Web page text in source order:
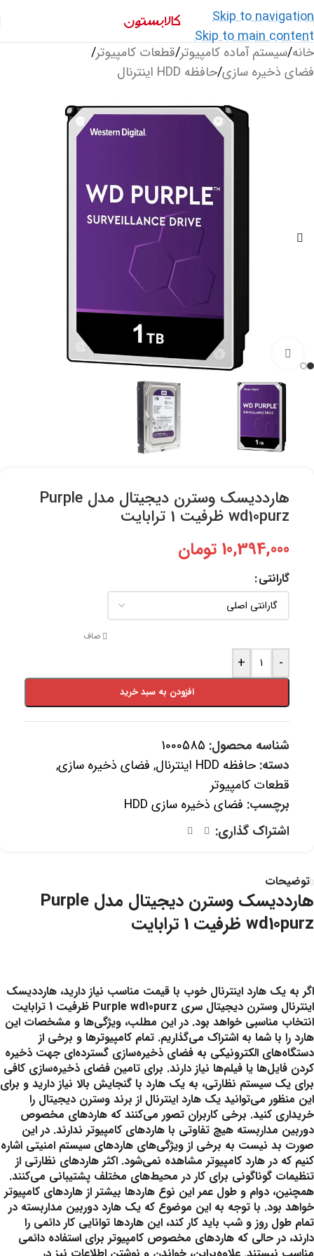
Skip to navigation
Skip to main content
خانه/سیستم آماده کامپیوتر/قطعات کامپیوتر/
فضای ذخیره سازی/حافظه HDD اینترنال
برای بزرگنمایی کلیک کنید
هارددیسک وسترن دیجیتال مدل Purple
wd10purz ظرفیت 1 ترابایت
10,394,000 تومان
گارانتی
صاف
-
+
افزودن به سبد خرید
شناسه محصول: 1000585
دسته: حافظه HDD اینترنال , فضای ذخیره سازی,
قطعات کامپیوتر
برچسب: فضای ذخیره سازی HDD
اشتراک گذاری:
توضیحات
هارددیسک وسترن دیجیتال مدل Purple
wd10purz ظرفیت 1 ترابایت
اگر به یک هارد اینترنال خوب با قیمت مناسب نیاز دارید، هارددیسک
اینترنال وسترن دیجیتال سری Purple wd10purz ظرفیت 1 ترابایت
انتخاب مناسبی خواهد بود. در این مطلب، ویژگی‌ها و مشخصات این
هارد را با شما به اشتراک می‌گذاریم. تمام کامپیوترها و برخی از
دستگاه‌های الکترونیکی به فضای ذخیره‌سازی گسترده‌ای جهت ذخیره
کردن فایل‌ها یا فیلم‌ها نیاز دارند. برای تامین فضای ذخیره‌سازی کافی
برای یک سیستم نظارتی، به یک هارد با گنجایش بالا نیاز دارید و برای
این منظور می‌توانید یک هارد اینترنال از برند وسترن دیجیتال را
خریداری کنید. برخی کاربران تصور می‌کنند که هاردهای مخصوص
دوربین مداربسته هیچ تفاوتی با هاردهای کامپیوتر ندارند. در این
صورت بد نیست به برخی از ویژگی‌های هاردهای سیستم‌ امنیتی اشاره
کنیم که در هارد کامپیوتر مشاهده نمی‌شود. اکثر هاردهای نظارتی از
تنظیمات گوناگونی برای کار در محیط‌های مختلف پشتیبانی می‌کنند.
همچنین، دوام و طول‌ عمر این نوع هاردها بیشتر از هاردهای کامپیوتر
خواهد بود. با توجه به این موضوع که یک هارد دوربین مداربسته در
تمام طول روز و شب باید کار کند، این هاردها توانایی کار دائمی را
دارند، در حالی که هاردهای مخصوص کامپیوتر برای استفاده دائمی